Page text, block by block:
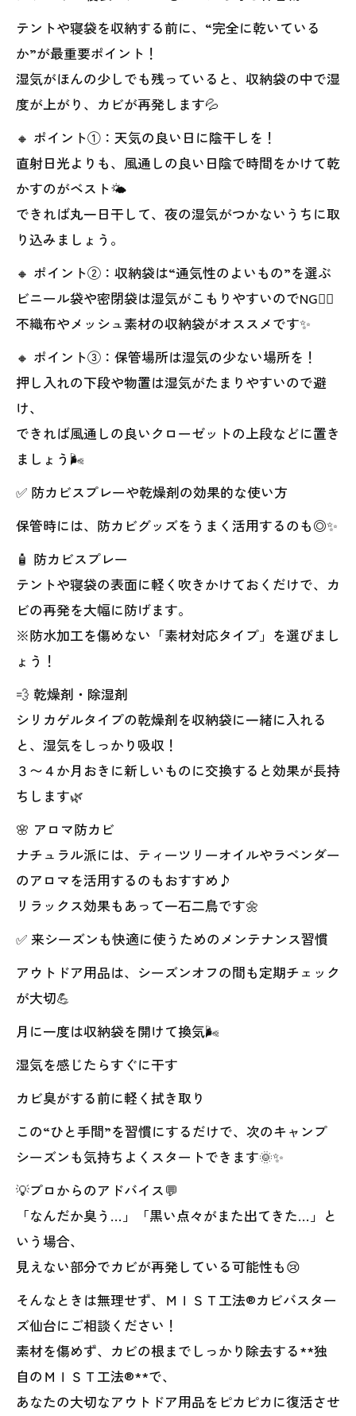
テントや寝袋を収納する前に、“完全に乾いている
か”が最重要ポイント！
湿気がほんの少しでも残っていると、収納袋の中で湿
度が上がり、カビが再発します💦
🔸 ポイント①：天気の良い日に陰干しを！
直射日光よりも、風通しの良い日陰で時間をかけて乾
かすのがベスト🌤️
できれば丸一日干して、夜の湿気がつかないうちに取
り込みましょう。
🔸 ポイント②：収納袋は“通気性のよいもの”を選ぶ
ビニール袋や密閉袋は湿気がこもりやすいのでNG🙅‍♀️
不織布やメッシュ素材の収納袋がオススメです✨
🔸 ポイント③：保管場所は湿気の少ない場所を！
押し入れの下段や物置は湿気がたまりやすいので避
け、
できれば風通しの良いクローゼットの上段などに置き
ましょう🌬️
✅ 防カビスプレーや乾燥剤の効果的な使い方
保管時には、防カビグッズをうまく活用するのも◎✨
🧴 防カビスプレー
テントや寝袋の表面に軽く吹きかけておくだけで、カ
ビの再発を大幅に防げます。
※防水加工を傷めない「素材対応タイプ」を選びまし
ょう！
💨 乾燥剤・除湿剤
シリカゲルタイプの乾燥剤を収納袋に一緒に入れる
と、湿気をしっかり吸収！
３〜４か月おきに新しいものに交換すると効果が長持
ちします🌿
🌸 アロマ防カビ
ナチュラル派には、ティーツリーオイルやラベンダー
のアロマを活用するのもおすすめ♪
リラックス効果もあって一石二鳥です🌼
✅ 来シーズンも快適に使うためのメンテナンス習慣
アウトドア用品は、シーズンオフの間も定期チェック
が大切💪
月に一度は収納袋を開けて換気🌬️
湿気を感じたらすぐに干す
カビ臭がする前に軽く拭き取り
この“ひと手間”を習慣にするだけで、次のキャンプ
シーズンも気持ちよくスタートできます🌞✨
💡プロからのアドバイス💬
「なんだか臭う…」「黒い点々がまた出てきた…」と
いう場合、
見えない部分でカビが再発している可能性も😢
そんなときは無理せず、ＭＩＳＴ工法®カビバスター
ズ仙台にご相談ください！
素材を傷めず、カビの根までしっかり除去する**独
自のＭＩＳＴ工法®**で、
あなたの大切なアウトドア用品をピカピカに復活させ